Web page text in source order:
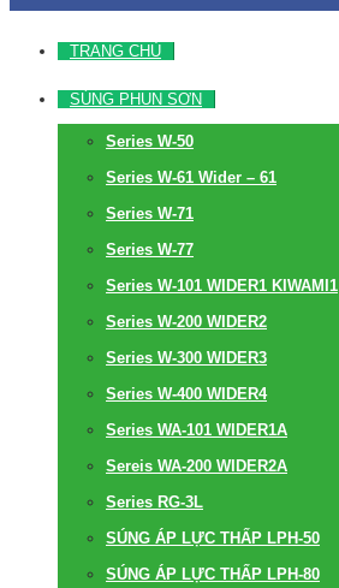
TRANG CHỦ
SÚNG PHUN SƠN
Series W-50
Series W-61 Wider – 61
Series W-71
Series W-77
Series W-101 WIDER1 KIWAMI1
Series W-200 WIDER2
Series W-300 WIDER3
Series W-400 WIDER4
Series WA-101 WIDER1A
Sereis WA-200 WIDER2A
Series RG-3L
SÚNG ÁP LỰC THẤP LPH-50
SÚNG ÁP LỰC THẤP LPH-80